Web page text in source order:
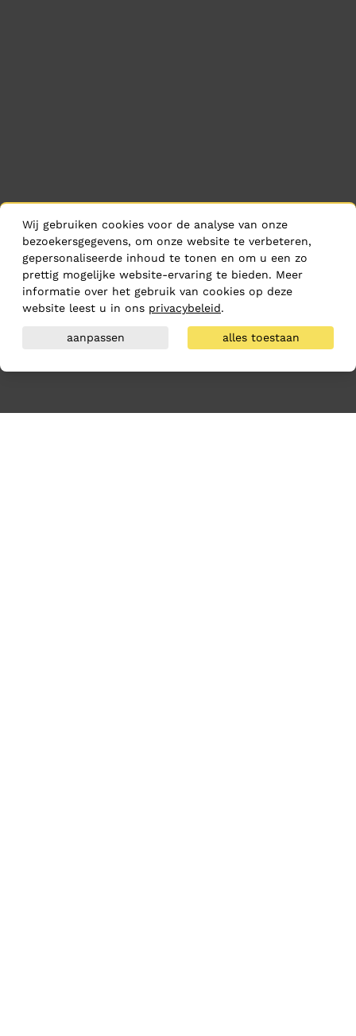
Wij gebruiken cookies voor de analyse van onze
bezoekersgegevens, om onze website te verbeteren,
gepersonaliseerde inhoud te tonen en om u een zo
prettig mogelijke website-ervaring te bieden. Meer
informatie over het gebruik van cookies op deze
website leest u in ons privacybeleid.
aanpassen alles toestaan